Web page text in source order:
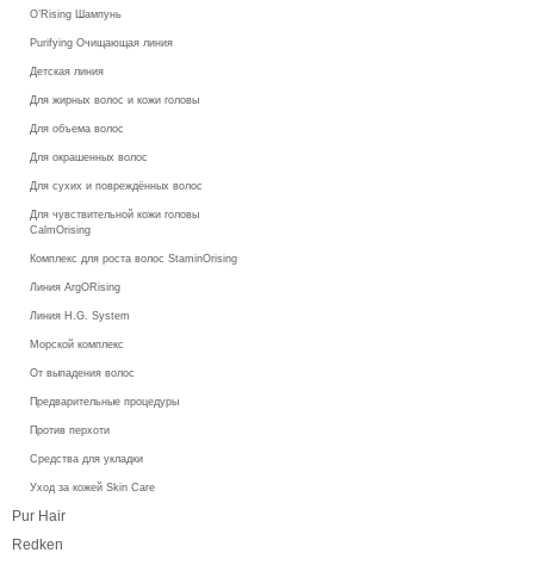
O’Rising Шампунь
Purifying Очищающая линия
Детская линия
Для жирных волос и кожи головы
Для объема волос
Для окрашенных волос
Для сухих и повреждённых волос
Для чувствительной кожи головы
CalmOrising
Комплекс для роста волос StaminOrising
Линия ArgORising
Линия H.G. System
Морской комплекс
От выпадения волос
Предварительные процедуры
Против перхоти
Средства для укладки
Уход за кожей Skin Care
Pur Hair
Redken